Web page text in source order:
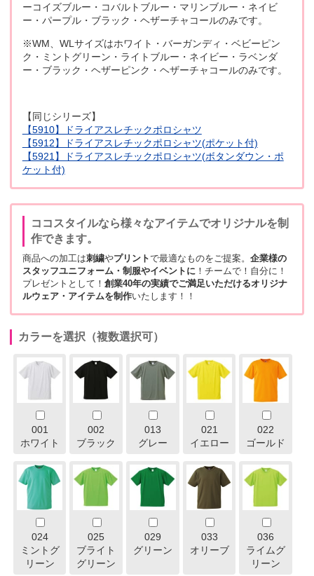
ーコイズブルー・コバルトブルー・マリンブルー・ネイビ
ー・パープル・ブラック・ヘザーチャコールのみです。
※WM、WLサイズはホワイト・バーガンディ・ベビーピン
ク・ミントグリーン・ライトブルー・ネイビー・ラベンダ
ー・ブラック・ヘザーピンク・ヘザーチャコールのみです。
【同じシリーズ】
【5910】ドライアスレチックポロシャツ
【5912】ドライアスレチックポロシャツ(ポケット付)
【5921】ドライアスレチックポロシャツ(ボタンダウン・ポ
ケット付)
ココスタイルなら様々なアイテムでオリジナルを制
作できます。
商品への加工は刺繍やプリントで最適なものをご提案。 企業様の
スタッフユニフォーム・制服やイベントに ！チームで！自分に！
プレゼントとして！ 創業40年の実績でご満足いただけるオリジナ
ルウェア・アイテムを制作いたします！！
カラーを選択（複数選択可）
001
ホワイト
002
ブラック
013
グレー
021
イエロー
022
ゴールド
024
ミントグ
リーン
025
ブライト
グリーン
029
グリーン
033
オリーブ
036
ライムグ
リーン